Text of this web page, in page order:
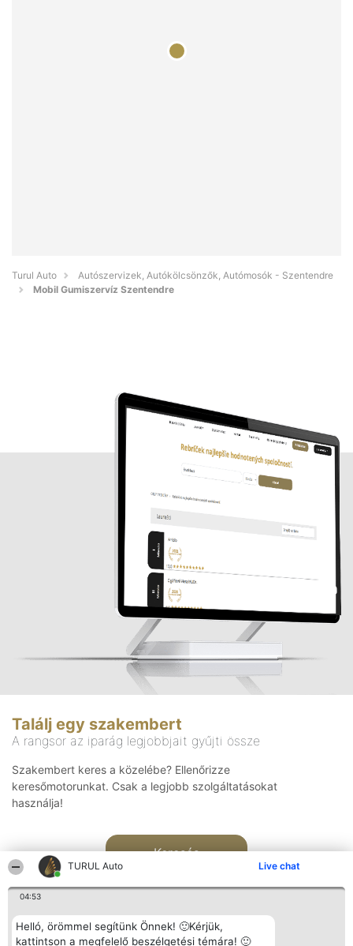
TURUL Auto Live chat
04:53
Helló, örömmel segítünk Önnek! 🙂Kérjük,
kattintson a megfelelő beszélgetési témára! 🙂
Turul Auto
Autószervizek, Autókölcsönzők, Autómosók - Szentendre
Mobil Gumiszervíz Szentendre
Találj egy szakembert
A rangsor az iparág legjobbjait gyűjti össze
Szakembert keres a közelébe? Ellenőrizze
keresőmotorunkat. Csak a legjobb szolgáltatásokat
használja!
Keresés